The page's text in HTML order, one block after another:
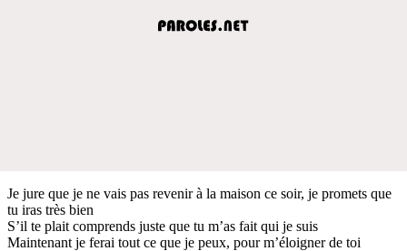
Je jure que je ne vais pas revenir à la maison ce soir, je promets que
tu iras très bien
S’il te plait comprends juste que tu m’as fait qui je suis
Maintenant je ferai tout ce que je peux, pour m’éloigner de toi